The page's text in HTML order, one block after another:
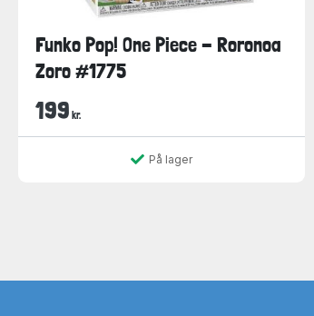
Funko Pop! One Piece - Roronoa
Zoro #1775
199 kr.
På lager